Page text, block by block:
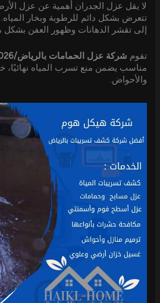
لا يقل عزل الجدران أهمية عن عزل
تتعرض بشكل دائم للرطوبة وبخار
إلى تقشر الدهانات وظهور العفن
تقوم شركة عزل الحمامات بالرياض/2026
مناسب يضمن منع تسرب المياه
والأحواض.